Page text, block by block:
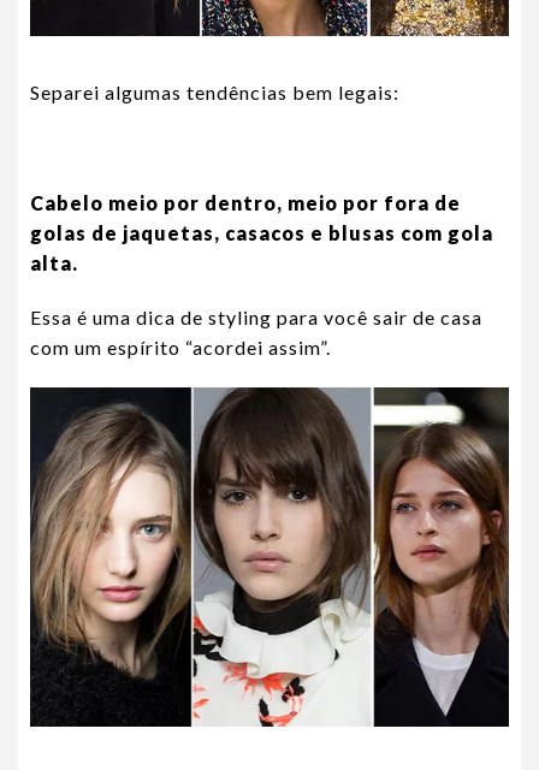
Separei algumas tendências bem legais:
Cabelo meio por dentro, meio por fora de
golas de jaquetas, casacos e blusas com gola
alta.
Essa é uma dica de styling para você sair de casa
com um espírito “acordei assim”.